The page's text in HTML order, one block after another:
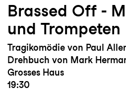
Brassed Off -
und Trompeten
Tragikomödie von Paul
Drehbuch von Mark
Grosses Haus
19:30